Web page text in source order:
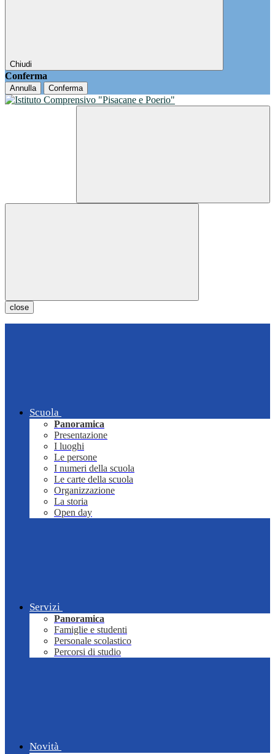
Chiudi
Conferma
Annulla Conferma
close
Scuola
Panoramica
Presentazione
I luoghi
Le persone
I numeri della scuola
Le carte della scuola
Organizzazione
La storia
Open day
Servizi
Panoramica
Famiglie e studenti
Personale scolastico
Percorsi di studio
Novità